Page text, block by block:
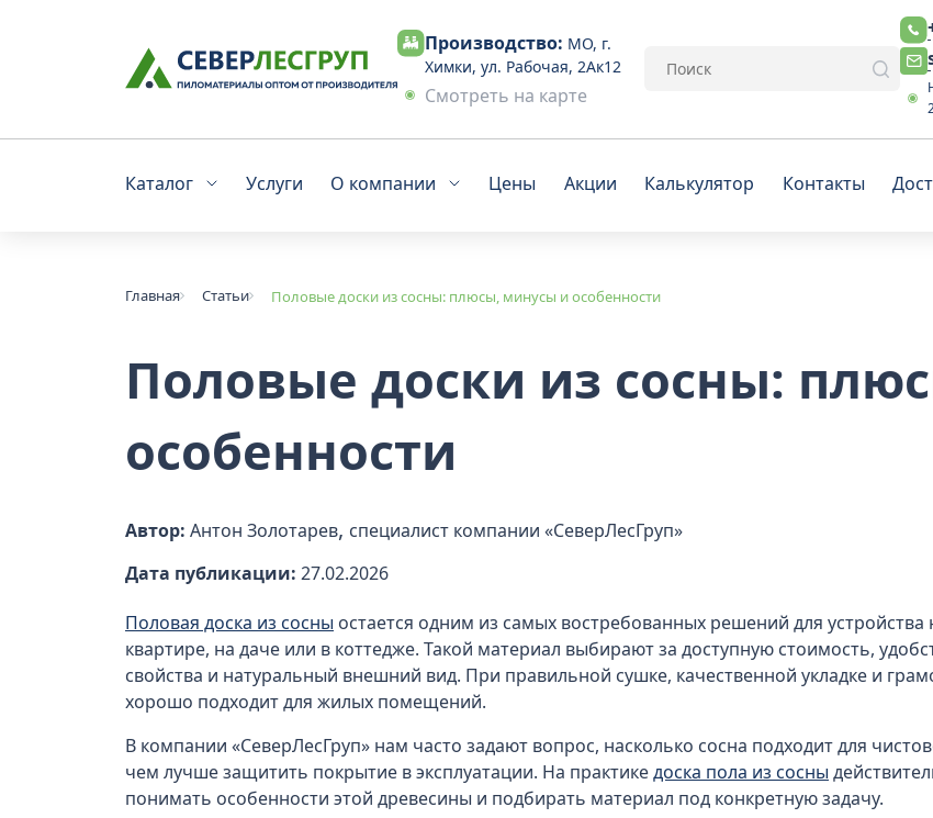
Производство: МО, г.
Химки, ул. Рабочая, 2Ак12
Смотреть на карте
Каталог Услуги О компании Цены Акции Калькулятор Контакты
Главная Статьи Половые доски из сосны: плюсы, минусы и особенности
Половые доски из сосны:
особенности
Автор: Антон Золотарев, специалист компании «СеверЛесГруп»
Дата публикации: 27.02.2026
Половая доска из сосны остается одним из самых востребованных решений для
квартире, на даче или в коттедже. Такой материал выбирают за доступную стоимость,
свойства и натуральный внешний вид. При правильной сушке, качественной укладке и
хорошо подходит для жилых помещений.
В компании «СеверЛесГруп» нам часто задают вопрос, насколько сосна подходит для
чем лучше защитить покрытие в эксплуатации. На практикедоска пола из сосны
понимать особенности этой древесины и подбирать материал под конкретную задачу.